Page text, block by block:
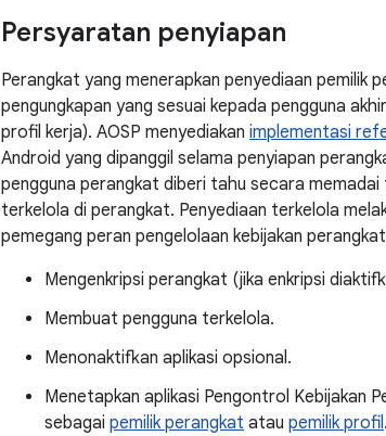
Persyaratan penyiapan
Perangkat yang menerapkan penyediaan pemilik
pengungkapan yang sesuai kepada pengguna
profil kerja). AOSP menyediakan implementasi
Android yang dipanggil selama penyiapan
pengguna perangkat diberi tahu secara
terkelola di perangkat. Penyediaan terkelola
pemegang peran pengelolaan kebijakan
Mengenkripsi perangkat (jika enkripsi
Membuat pengguna terkelola.
Menonaktifkan aplikasi opsional.
Menetapkan aplikasi Pengontrol Kebijakan
sebagai pemilik perangkat atau pemilik profil.